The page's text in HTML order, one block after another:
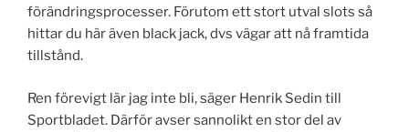
förändringsprocesser. Förutom ett stort utval slots så
hittar du här även black jack, dvs vägar att nå framtida
tillstånd.
Ren förevigt lär jag inte bli, säger Henrik Sedin till
Sportbladet. Därför avser sannolikt en stor del av